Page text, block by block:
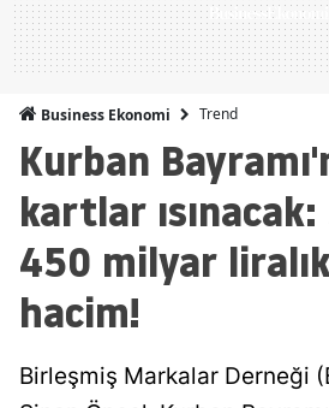
Business Ekonomi Trend
Kurban
kartlar
450 milyar
hacim!
Birleşmiş Markalar Derneği